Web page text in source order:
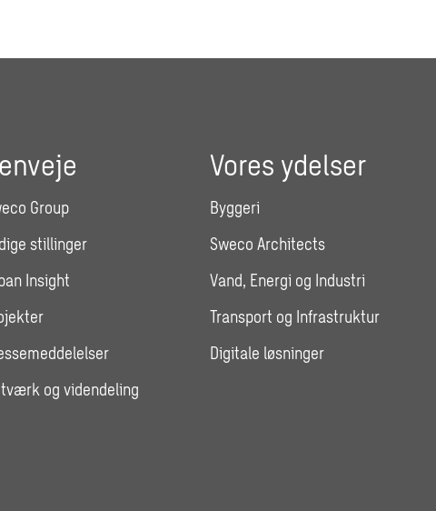
Group
stillinger
Insight
og videndeling
Vores ydelser
Byggeri
Sweco Architects
Vand, Energi og Industri
Transport og Infrastruktur
Digitale løsninger